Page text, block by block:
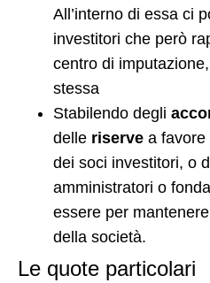
All’interno di essa ci
investitori che però
centro di
stessa
Stabilendo degli
delle riserve a favore
dei soci investitori, o
amministratori o
essere per
della società.
Le quote particolari